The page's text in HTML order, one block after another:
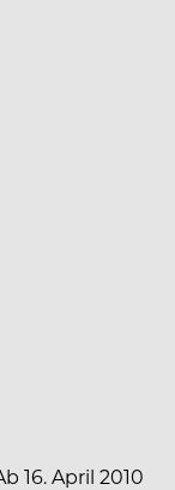
16. April 2010